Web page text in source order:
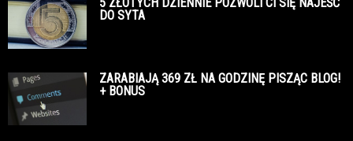
DO SYTA
ZARABIAJĄ 369 ZŁ NA GODZINĘ PISZĄC BLOG!
+ BONUS